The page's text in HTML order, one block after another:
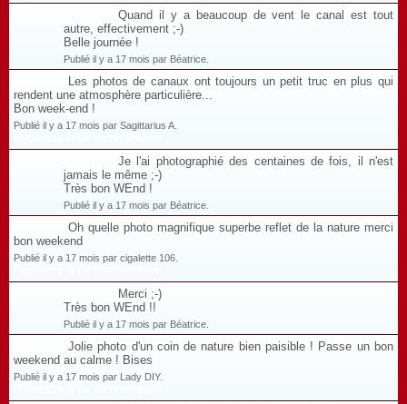
Quand il y a beaucoup de vent le canal est tout
autre, effectivement ;-)
Belle journée !
Publié il y a 17 mois par Béatrice.
Les photos de canaux ont toujours un petit truc en plus qui
rendent une atmosphère particulière...
Bon week-end !
Publié il y a 17 mois par Sagittarius A.
Je l'ai photographié des centaines de fois, il n'est
jamais le même ;-)
Très bon WEnd !
Publié il y a 17 mois par Béatrice.
Oh quelle photo magnifique superbe reflet de la nature merci
bon weekend
Publié il y a 17 mois par cigalette 106.
Merci ;-)
Très bon WEnd !!
Publié il y a 17 mois par Béatrice.
Jolie photo d'un coin de nature bien paisible ! Passe un bon
weekend au calme ! Bises
Publié il y a 17 mois par Lady DIY.